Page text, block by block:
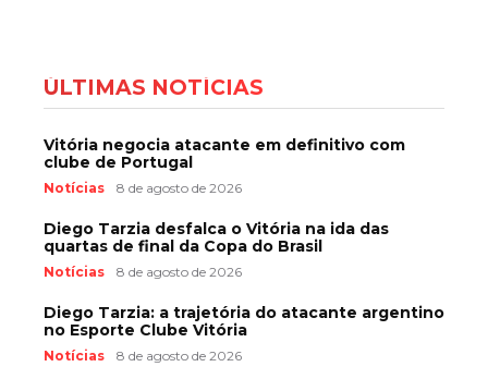
ÚLTIMAS NOTÍCIAS
Vitória negocia atacante em definitivo com
clube de Portugal
Notícias 8 de agosto de 2026
Diego Tarzia desfalca o Vitória na ida das
quartas de final da Copa do Brasil
Notícias 8 de agosto de 2026
Diego Tarzia: a trajetória do atacante argentino
no Esporte Clube Vitória
Notícias 8 de agosto de 2026